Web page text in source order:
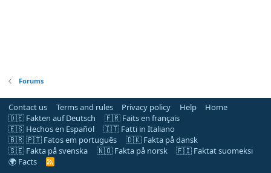
Forums
Contact us Terms and rules Privacy policy Help
Home
🇩🇪 Fakten auf Deutsch
🇫🇷 Faits en français
🇪🇸 Hechos en Español
🇮🇹 Fatti in Italiano
🇧🇷 🇵🇹 Fatos em português
🇩🇰 Fakta på dansk
🇸🇪 Fakta på svenska
🇳🇴 Fakta på norsk
🇫🇮 Faktat suomeksi
🌍 Facts
R